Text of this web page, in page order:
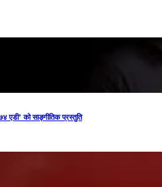
एडी’ को साङ्गीतिक प्रस्तुति